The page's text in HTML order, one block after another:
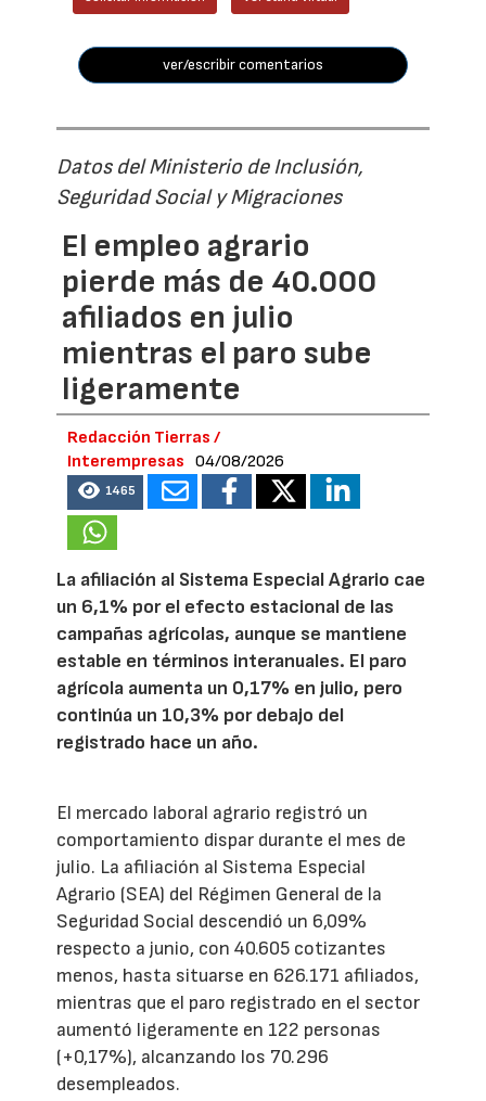
ver/escribir comentarios
Datos del Ministerio de Inclusión,
Seguridad Social y Migraciones
El empleo agrario
pierde más de 40.000
afiliados en julio
mientras el paro sube
ligeramente
Redacción Tierras /
Interempresas
04/08/2026
1465
La afiliación al Sistema Especial Agrario cae
un 6,1% por el efecto estacional de las
campañas agrícolas, aunque se mantiene
estable en términos interanuales. El paro
agrícola aumenta un 0,17% en julio, pero
continúa un 10,3% por debajo del
registrado hace un año.
El mercado laboral agrario registró un
comportamiento dispar durante el mes de
julio. La afiliación al Sistema Especial
Agrario (SEA) del Régimen General de la
Seguridad Social descendió un 6,09%
respecto a junio, con 40.605 cotizantes
menos, hasta situarse en 626.171 afiliados,
mientras que el paro registrado en el sector
aumentó ligeramente en 122 personas
(+0,17%), alcanzando los 70.296
desempleados.